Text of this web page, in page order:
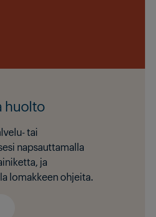
huolto
tai
napsauttamalla
ja
lomakkeen ohjeita.